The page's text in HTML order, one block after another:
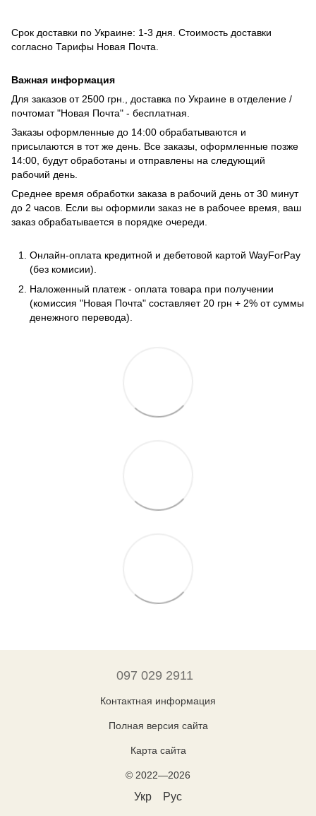
Срок доставки по Украине: 1-3 дня. Стоимость доставки
согласно Тарифы Новая Почта
Важная информация
Для заказов от 2500 грн., доставка по Украине в отделение /
почтомат "Новая Почта" - бесплатная.
Заказы оформленные до 14:00 обрабатываются и
присылаются в тот же день. Все заказы, оформленные позже
14:00, будут обработаны и отправлены на следующий
рабочий день.
Среднее время обработки заказа в рабочий день от 30 минут
до 2 часов. Если вы оформили заказ не в рабочее время, ваш
заказ обрабатывается в порядке очереди.
Онлайн-оплата кредитной и дебетовой картой WayForPay
(без комисии).
Наложенный платеж - оплата товара при получении
(комиссия "Новая Почта" составляет 20 грн + 2% от суммы
денежного перевода).
097 029 2911
Контактная информация
Полная версия сайта
Карта сайта
© 2022—2026
Укр Рус